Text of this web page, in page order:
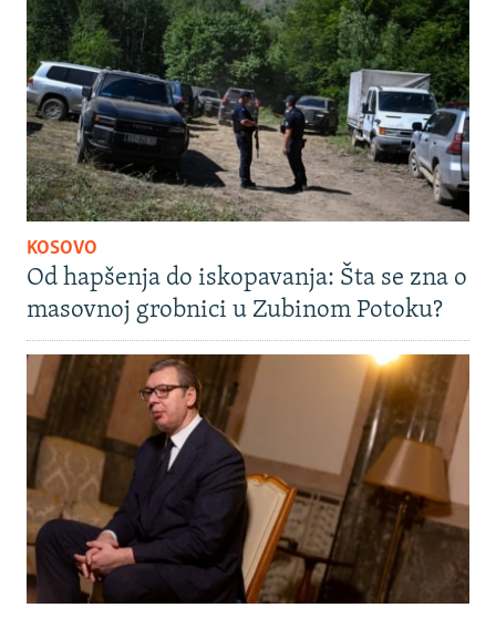
KOSOVO
Od hapšenja do iskopavanja: Šta se zna o
masovnoj grobnici u Zubinom Potoku?